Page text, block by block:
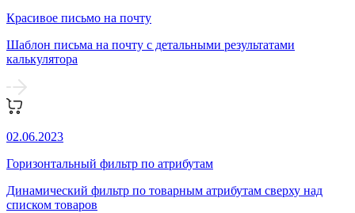
Красивое письмо на почту
Шаблон письма на почту с детальными результатами
калькулятора
02.06.2023
Горизонтальный фильтр по атрибутам
Динамический фильтр по товарным атрибутам сверху над
списком товаров